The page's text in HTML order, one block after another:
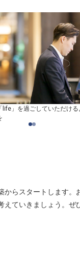
life」を過ごしていただける
らスタートします。
ていきましょう。